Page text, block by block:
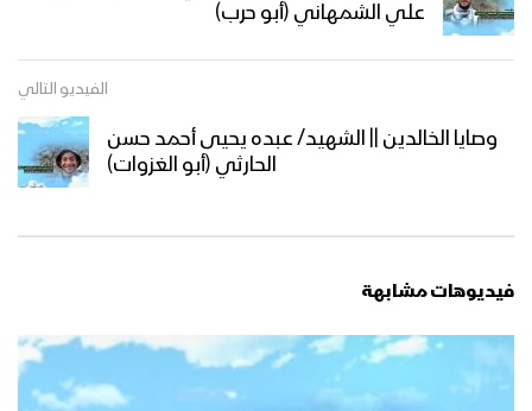
علي الشمهاني (أبو حرب)
الفيديو التالي
وصايا الخالدين || الشهيد/ عبده يحيى أحمد حسن
الحارثي (أبو الغزوات)
فيديوهات مشابهة